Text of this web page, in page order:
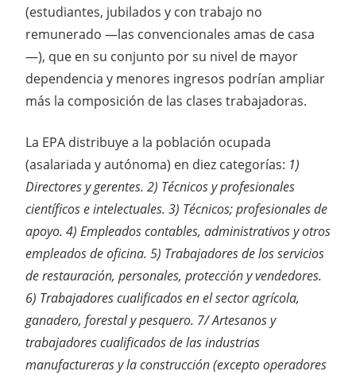
(estudiantes, jubilados y con trabajo no
remunerado —las convencionales amas de casa
—), que en su conjunto por su nivel de mayor
dependencia y menores ingresos podrían ampliar
más la composición de las clases trabajadoras.
La EPA distribuye a la población ocupada
(asalariada y autónoma) en diez categorías: 1)
Directores y gerentes. 2) Técnicos y profesionales
científicos e intelectuales. 3) Técnicos; profesionales de
apoyo. 4) Empleados contables, administrativos y otros
empleados de oficina. 5) Trabajadores de los servicios
de restauración, personales, protección y vendedores.
6) Trabajadores cualificados en el sector agrícola,
ganadero, forestal y pesquero. 7/ Artesanos y
trabajadores cualificados de las industrias
manufactureras y la construcción (excepto operadores